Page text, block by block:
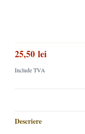
25,50 lei
Include TVA
Descriere